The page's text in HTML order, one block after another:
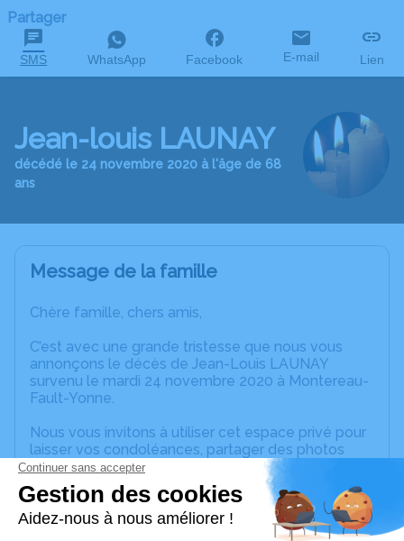
Partager
SMS WhatsApp Facebook E-mail Lien
Jean-louis LAUNAY
décédé le 24 novembre 2020 à l'âge de 68
ans
Message de la famille
Chère famille, chers amis,
C’est avec une grande tristesse que nous vous
annonçons le décès de Jean-Louis LAUNAY
survenu le mardi 24 novembre 2020 à Montereau-
Fault-Yonne.
Nous vous invitons à utiliser cet espace privé pour
laisser vos condoléances, partager des photos
souvenirs, une anecdote ou exprimer vos pensées
à travers des poèmes ou des textes. Cet endroit
est un lieu d'expression dédié à honorer la
mémoire de Jean-Louis LAUNAY.